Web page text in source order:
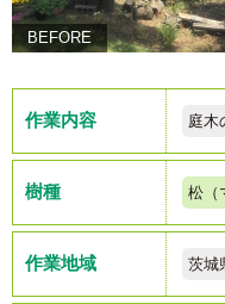
BEFORE
作業内容 庭木
樹種 松（
作業地域 茨城